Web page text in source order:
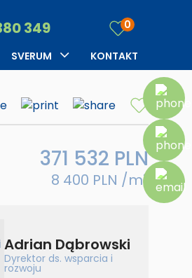
SVERUM
Kariera
Opinie klientów
KONTAKT
349 0
371 532 PLN
8 400 PLN /m2
Adrian Dąbrowski
Dyrektor ds. wsparcia i
rozwoju
Opinie klientów